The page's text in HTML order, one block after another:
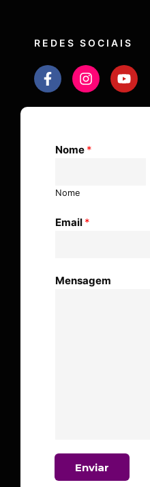
REDES SOCIAIS
Nome *
Nome
Email *
Mensagem
Enviar